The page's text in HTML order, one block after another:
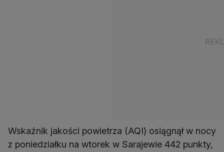
Wskaźnik jakości powietrza (AQI) osiągnął w nocy
z poniedziałku na wtorek w Sarajewie 442 punkty,